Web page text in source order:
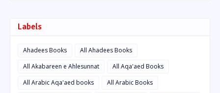
Labels
Ahadees Books
All Ahadees Books
All Akabareen e Ahlesunnat
All Aqa'aed Books
All Arabic Aqa'aed books
All Arabic Books